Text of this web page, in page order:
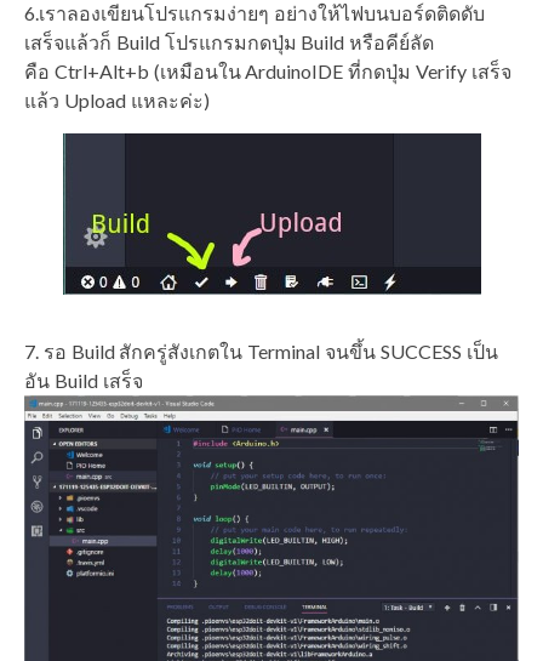
6.เราลองเขียนโปรแกรมง่ายๆ อย่างให้ไฟบนบอร์ดติดดับ
เสร็จแล้วก็ Build โปรแกรมกดปุ่ม Build หรือคีย์ลัด
คือ Ctrl+Alt+b (เหมือนใน ArduinoIDE ที่กดปุ่ม Verify เสร็จ
แล้ว Upload แหละค่ะ)
7. รอ Build สักครู่สังเกตใน Terminal จนขึ้น SUCCESS เป็น
อัน Build เสร็จ